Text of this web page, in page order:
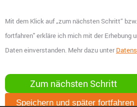
Mit dem Klick auf „zum nächsten Schritt“
fortfahren" erkläre ich mich mit der Erhebung
Daten einverstanden. Mehr dazu unter
Speichern und später fortfahren